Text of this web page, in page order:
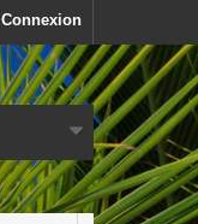
Connexion